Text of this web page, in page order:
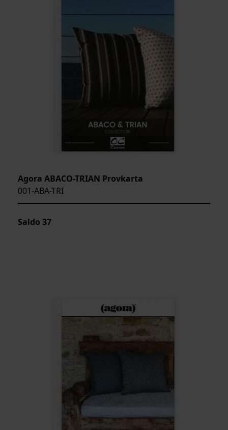
Agora ABACO-TRIAN Provkarta
001-ABA-TRI
Saldo 37